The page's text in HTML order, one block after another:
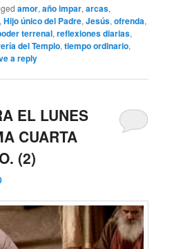
amor,año impar,arcas,
,Hijo único del Padre,Jesús,ofrenda,
terrenal,reflexiones diarias,
del Templo,tiempo ordinario,
a reply
EL LUNES
CUARTA
(2)